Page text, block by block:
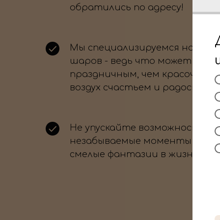
обратились по адресу!
Мы специализируемся на
шаров - ведь что может быть
праздничным, чем красочные
воздух счастьем и радостью?
Не упускайте возможность
незабываемые моменты и
смелые фантазии в жизнь.